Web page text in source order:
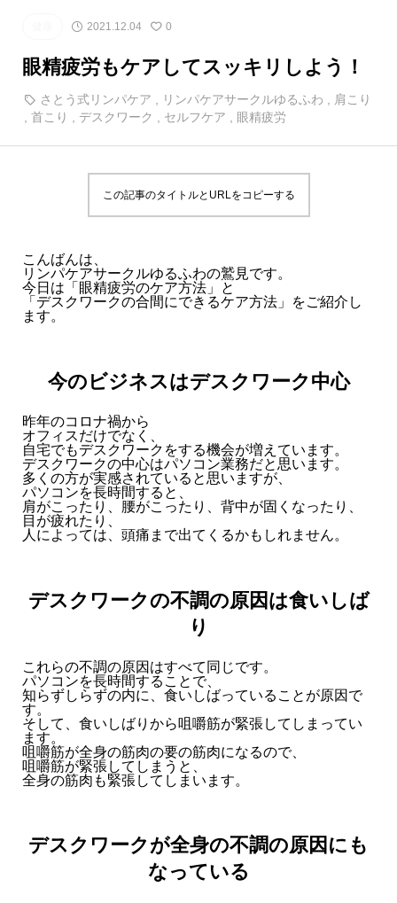
2021.12.04 0
眼精疲労もケアしてスッキリしよう！
さとう式リンパケア , リンパケアサークルゆるふわ , 肩こり
, 首こり , デスクワーク , セルフケア , 眼精疲労
この記事のタイトルとURLをコピーする
こんばんは、
リンパケアサークルゆるふわの鷲見です。
今日は「眼精疲労のケア方法」と
「デスクワークの合間にできるケア方法」をご紹介し
ます。
今のビジネスはデスクワーク中心
昨年のコロナ禍から
オフィスだけでなく、
自宅でもデスクワークをする機会が増えています。
デスクワークの中心はパソコン業務だと思います。
多くの方が実感されていると思いますが、
パソコンを長時間すると、
肩がこったり、腰がこったり、背中が固くなったり、
目が疲れたり、
人によっては、頭痛まで出てくるかもしれません。
デスクワークの不調の原因は食いしば
り
これらの不調の原因はすべて同じです。
パソコンを長時間することで、
知らずしらずの内に、食いしばっていることが原因で
す。
そして、食いしばりから咀嚼筋が緊張してしまってい
ます。
咀嚼筋が全身の筋肉の要の筋肉になるので、
咀嚼筋が緊張してしまうと、
全身の筋肉も緊張してしまいます。
デスクワークが全身の不調の原因にも
なっている